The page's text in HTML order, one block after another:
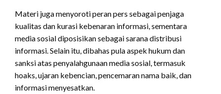
Materi juga menyoroti peran pers sebagai penjaga
kualitas dan kurasi kebenaran informasi, sementara
media sosial diposisikan sebagai sarana distribusi
informasi. Selain itu, dibahas pula aspek hukum dan
sanksi atas penyalahgunaan media sosial, termasuk
hoaks, ujaran kebencian, pencemaran nama baik, dan
informasi menyesatkan.